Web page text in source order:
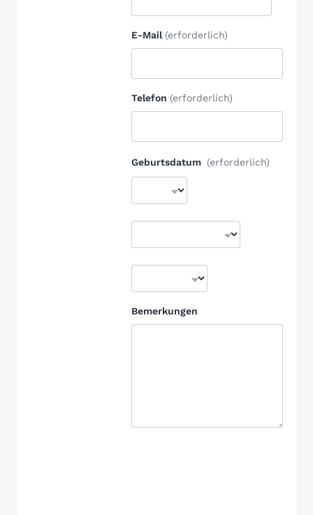
E-Mail (erforderlich)
Telefon (erforderlich)
Geburtsdatum (erforderlich)
Bemerkungen